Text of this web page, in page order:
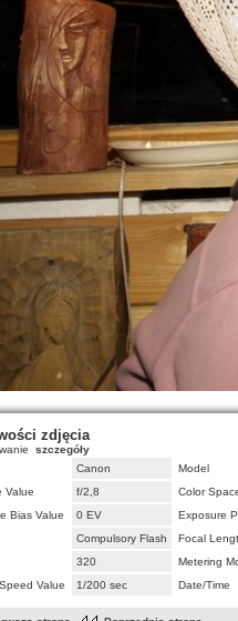
zdjęcia
szczegóły
Canon
Model
Value
f/2,8
Color
Bias Value
0 EV
Exposure
Compulsory Flash
Focal
320
Metering
Value
1/200 sec Date/Time